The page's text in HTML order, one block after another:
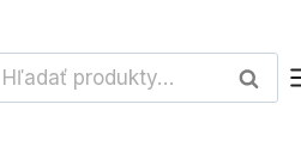
Hľadať: